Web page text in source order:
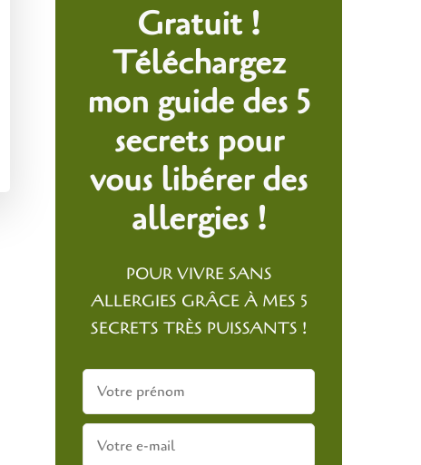
Gratuit !
Téléchargez
mon guide des 5
secrets pour
vous libérer des
allergies !
POUR VIVRE SANS
ALLERGIES GRÂCE À MES 5
SECRETS TRÈS PUISSANTS !